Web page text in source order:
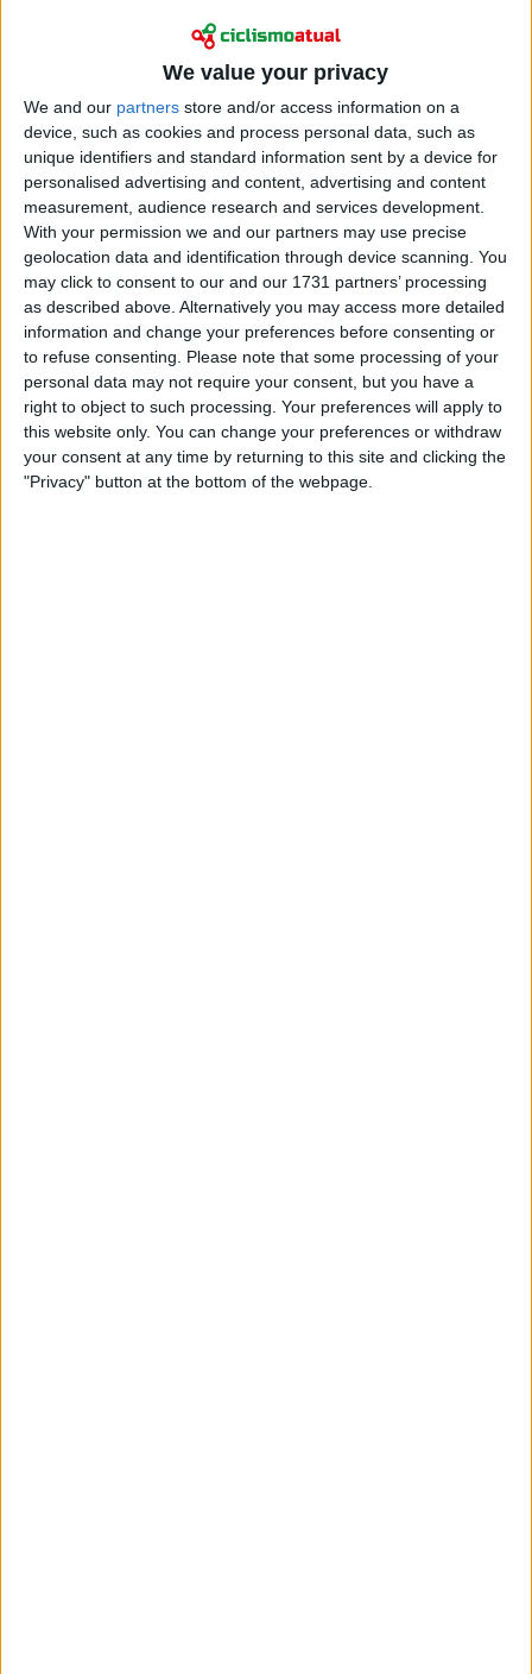
We value your privacy
We and our partners store and/or access information on a
device, such as cookies and process personal data, such as
unique identifiers and standard information sent by a device for
personalised advertising and content, advertising and content
measurement, audience research and services development.
With your permission we and our partners may use precise
geolocation data and identification through device scanning. You
may click to consent to our and our 1731 partners’ processing
as described above. Alternatively you may access more detailed
information and change your preferences before consenting or
to refuse consenting. Please note that some processing of your
personal data may not require your consent, but you have a
right to object to such processing. Your preferences will apply to
this website only. You can change your preferences or withdraw
your consent at any time by returning to this site and clicking the
"Privacy" button at the bottom of the webpage.
Na 14.ª etapa, voltou ao ataque com a intenção de se
inserir na fuga do dia, mas acabou por não ter pernas
suficientes para acompanhar o ritmo imposto no Col
du Tourmalet. "Hoje tentei entrar na fuga e gastei